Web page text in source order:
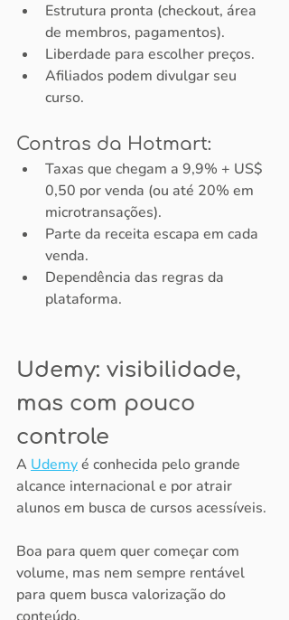
Estrutura pronta (checkout, área
de membros, pagamentos).
Liberdade para escolher preços.
Afiliados podem divulgar seu
curso.
Contras da Hotmart:
Taxas que chegam a 9,9% + US$
0,50 por venda (ou até 20% em
microtransações).
Parte da receita escapa em cada
venda.
Dependência das regras da
plataforma.
Udemy: visibilidade,
mas com pouco
controle
A Udemy é conhecida pelo grande
alcance internacional e por atrair
alunos em busca de cursos acessíveis.
Boa para quem quer começar com
volume, mas nem sempre rentável
para quem busca valorização do